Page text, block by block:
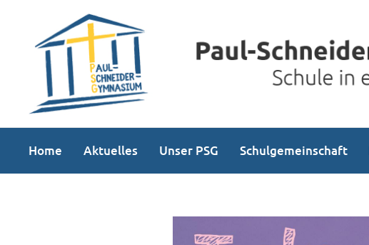
Home Aktuelles Unser PSG Schulgemeinschaft